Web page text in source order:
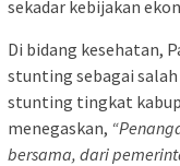
sekadar kebijakan
Di bidang kesehatan,
stunting sebagai
stunting tingkat
menegaskan,
bersama, dari